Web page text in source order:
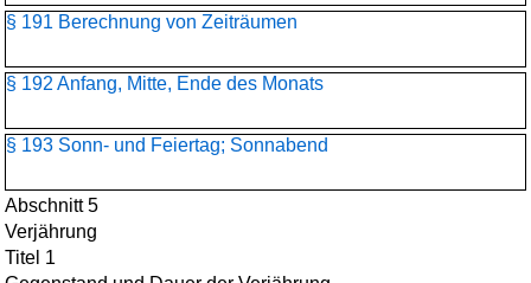
§ 191 Berechnung von Zeiträumen
§ 192 Anfang, Mitte, Ende des Monats
§ 193 Sonn- und Feiertag; Sonnabend
Abschnitt 5
Verjährung
Titel 1